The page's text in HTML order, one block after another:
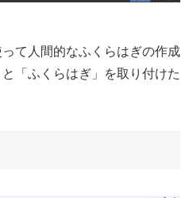
て人間的なふくらはぎの作成
「ふくらはぎ」を取り付けた